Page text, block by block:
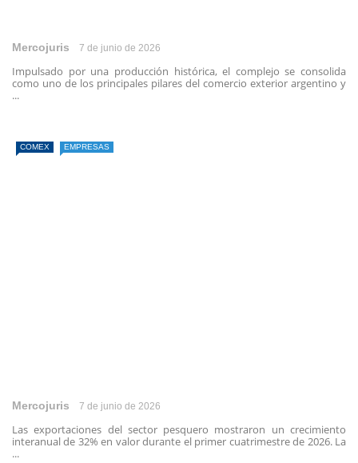
Mercojuris 7 de junio de 2026
Impulsado por una producción histórica, el complejo se consolida
como uno de los principales pilares del comercio exterior argentino y
...
COMEX EMPRESAS
Mercojuris 7 de junio de 2026
Las exportaciones del sector pesquero mostraron un crecimiento
interanual de 32% en valor durante el primer cuatrimestre de 2026. La
...